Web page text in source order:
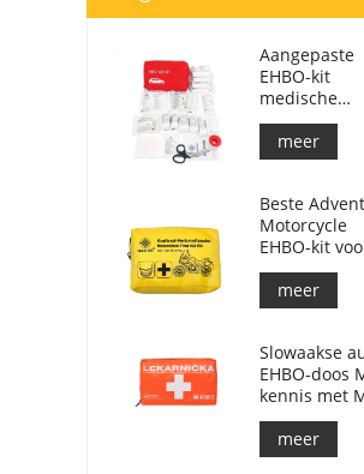
Aangepaste
EHBO-kit
medische
respondertas
voor auto
meer
Beste
Motorcycle
EHBO-kit
motorrijders
meer
Slowaakse
EHBO-doos
kennis met
SR č.143/2009
meer